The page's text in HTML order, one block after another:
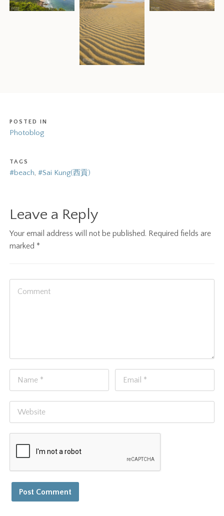
POSTED IN
Photoblog
TAGS
#beach,#Sai Kung(西貢)
Leave a Reply
Your email address will not be published. Required fields are
marked *